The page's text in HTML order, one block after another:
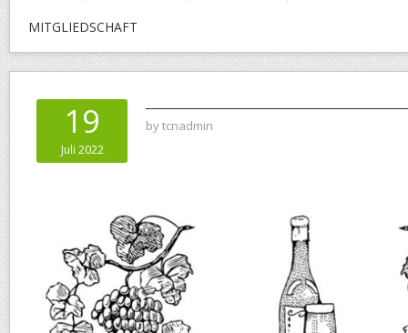
MITGLIEDSCHAFT
19
Juli 2022
bytcnadmin